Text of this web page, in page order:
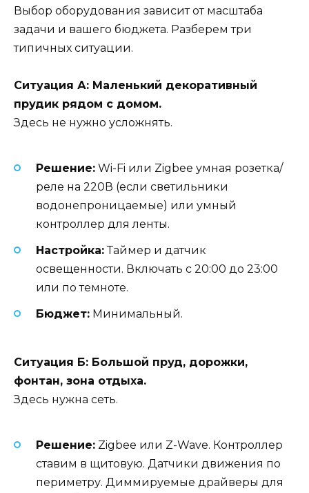
Выбор оборудования зависит от масштаба
задачи и вашего бюджета. Разберем три
типичных ситуации.
Ситуация А: Маленький декоративный
прудик рядом с домом.
Здесь не нужно усложнять.
Решение: Wi-Fi или Zigbee умная розетка/
реле на 220В (если светильники
водонепроницаемые) или умный
контроллер для ленты.
Настройка:Таймер и датчик
освещенности. Включать с 20:00 до 23:00
или по темноте.
Бюджет: Минимальный.
Ситуация Б: Большой пруд, дорожки,
фонтан, зона отдыха.
Здесь нужна сеть.
Решение: Zigbee или Z-Wave. Контроллер
ставим в щитовую. Датчики движения по
периметру. Диммируемые драйверы для